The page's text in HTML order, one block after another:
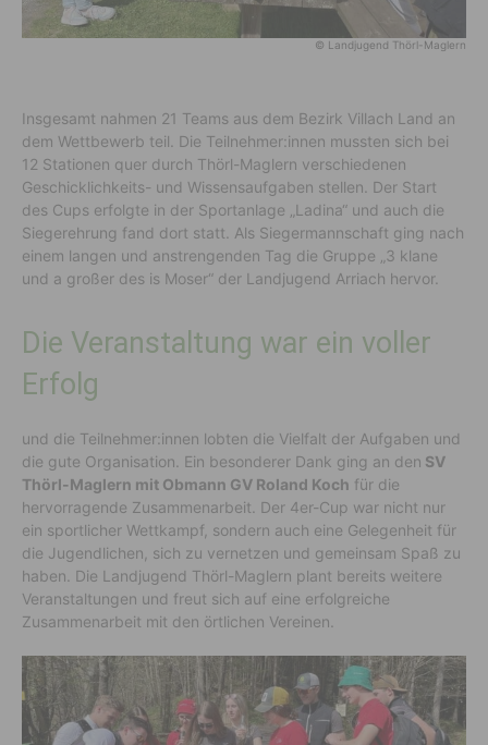
© Landjugend Thörl-Maglern
Insgesamt nahmen 21 Teams aus dem Bezirk Villach Land an
dem Wettbewerb teil. Die Teilnehmer:innen mussten sich bei
12 Stationen quer durch Thörl-Maglern verschiedenen
Geschicklichkeits- und Wissensaufgaben stellen. Der Start
des Cups erfolgte in der Sportanlage „Ladina“ und auch die
Siegerehrung fand dort statt. Als Siegermannschaft ging nach
einem langen und anstrengenden Tag die Gruppe „3 klane
und a großer des is Moser“ der Landjugend Arriach hervor.
Die Veranstaltung war ein voller
Erfolg
und die Teilnehmer:innen lobten die Vielfalt der Aufgaben und
die gute Organisation. Ein besonderer Dank ging an den SV
Thörl-Maglern mit Obmann GV Roland Koch für die
hervorragende Zusammenarbeit. Der 4er-Cup war nicht nur
ein sportlicher Wettkampf, sondern auch eine Gelegenheit für
die Jugendlichen, sich zu vernetzen und gemeinsam Spaß zu
haben. Die Landjugend Thörl-Maglern plant bereits weitere
Veranstaltungen und freut sich auf eine erfolgreiche
Zusammenarbeit mit den örtlichen Vereinen.